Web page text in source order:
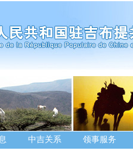
中吉关系 领事服务